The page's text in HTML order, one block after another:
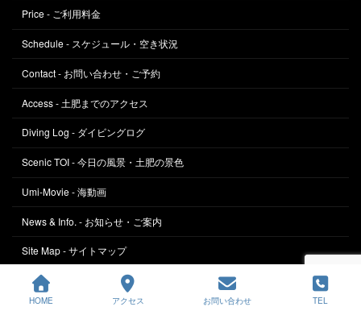
Price - ご利用料金
Schedule - スケジュール・空き状況
Contact - お問い合わせ・ご予約
Access - 土肥までのアクセス
Diving Log - ダイビングログ
Scenic TOI - 今日の風景・土肥の景色
Umi-Movie - 海動画
News & Info. - お知らせ・ご案内
Site Map - サイトマップ
Copyright © 土肥ダイビング・ハワーズワークス All Rights Reserved.
HOME アクセス お問い合わせ TEL